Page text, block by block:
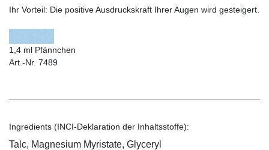
Ihr Vorteil: Die positive Ausdruckskraft Ihrer Augen wird gesteigert.
1,4 ml Pfännchen
Art.-Nr. 7489
Ingredients (INCI-Deklaration der Inhaltsstoffe):
Talc, Magnesium Myristate, Glyceryl